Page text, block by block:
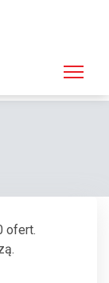
Wolności 5
ofert.